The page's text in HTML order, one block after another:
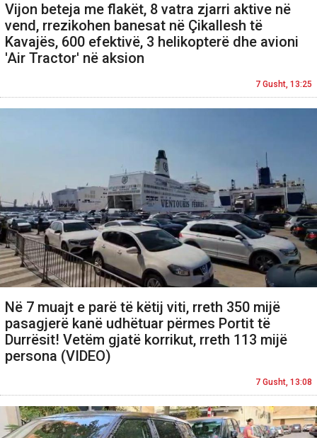
Vijon beteja me flakët, 8 vatra zjarri aktive në
vend, rrezikohen banesat në Çikallesh të
Kavajës, 600 efektivë, 3 helikopterë dhe avioni
'Air Tractor' në aksion
7 Gusht, 13:25
Në 7 muajt e parë të këtij viti, rreth 350 mijë
pasagjerë kanë udhëtuar përmes Portit të
Durrësit! Vetëm gjatë korrikut, rreth 113 mijë
persona (VIDEO)
7 Gusht, 13:08